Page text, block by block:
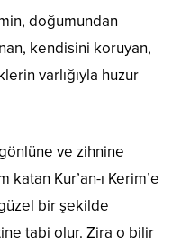
doğumundan
kendisini koruyan,
varlığıyla huzur
ve zihnine
Kur’an-ı Kerim’e
güzel bir şekilde
tabi olur. Zira o bilir